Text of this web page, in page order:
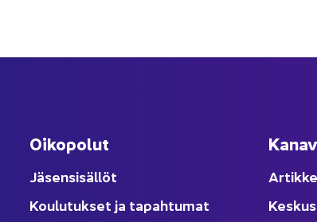
Oi­ko­po­lut
Jä­sen­si­säl­löt
Kou­lu­tuk­set ja ta­pah­tu­mat